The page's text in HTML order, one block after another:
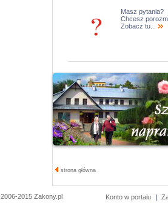
Masz pytania?
Chcesz
Zobacz tu...
strona główna
2015 Zakony.pl Konto w portalu |